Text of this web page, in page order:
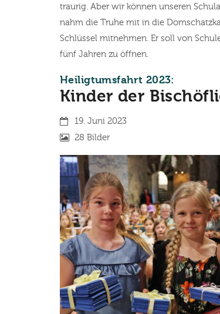
traurig. Aber wir können unseren
nahm die Truhe mit in die
Schlüssel mitnehmen. Er soll von
fünf Jahren zu öffnen.
Heiligtumsfahrt 2023:
Kinder der
Datum:19. Juni 2023
28 Bilder